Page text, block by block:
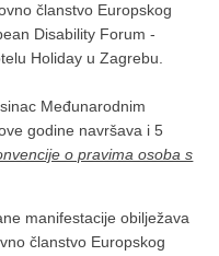
članstvo Europskog
Disability Forum -
Holiday u Zagrebu.
Međunarodnim
godine navršava i 5
o pravima osoba s
manifestacije obilježava
članstvo Europskog